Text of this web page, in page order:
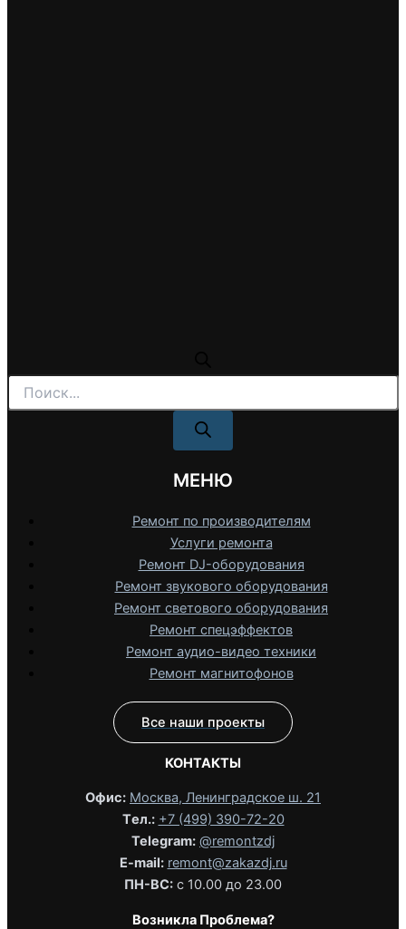
Поиск
товаров
МЕНЮ
Ремонт по производителям
Услуги ремонта
Ремонт DJ-оборудования
Ремонт звукового оборудования
Ремонт светового оборудования
Ремонт спецэффектов
Ремонт аудио-видео техники
Ремонт магнитофонов
Все наши проекты
КОНТАКТЫ
Офис: Москва, Ленинградское ш. 21
Tел.: +7 (499) 390-72-20
Telegram: @remontzdj‬
E-mail: remont@zakazdj.ru
ПН-ВС: с 10.00 до 23.00
Возникла Проблема?